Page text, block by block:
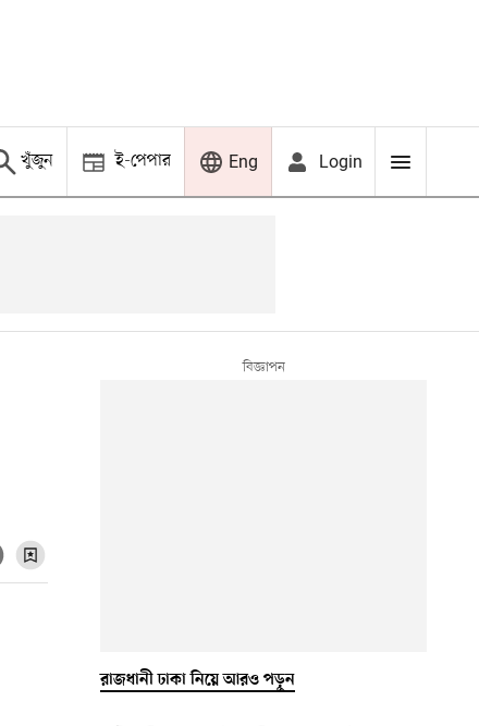
খুঁজুন ই-পেপার Eng Login
রাজধানী ঢাকা নিয়ে আরও পড়ুন